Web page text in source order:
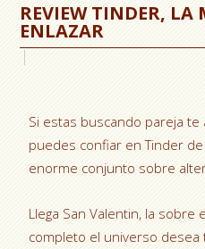
REVIEW TINDER, LA
ENLAZAR
Si estas buscando pareja
puedes confiar en Tinder
enorme conjunto sobre
Llega San Valentin, la sobre
completo el universo